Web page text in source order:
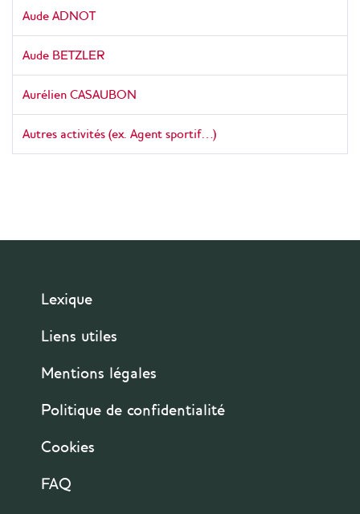
Aude ADNOT
Aude BETZLER
Aurélien CASAUBON
Autres activités (ex. Agent sportif…)
Lexique
Liens utiles
Mentions légales
Politique de confidentialité
Cookies
FAQ